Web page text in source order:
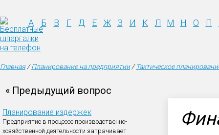
А Б В Г Д Е Ж З И К Л М Н О П
Главная/Планирование на предприятии/Тактическое
« Предыдущий вопрос
Планирование издержек
Предприятие в процессе производственно-
хозяйственной деятельности затрачивает